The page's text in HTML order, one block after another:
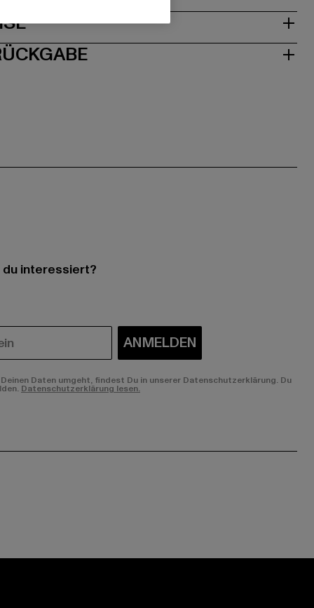
interessiert?
ANMELDEN
Daten umgeht, findest Du in unserer Datenschutzerklärung. Du
Datenschutzerklärung lesen.